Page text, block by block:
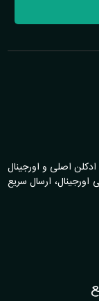
اصلی و اورجینال
ارسال سریع